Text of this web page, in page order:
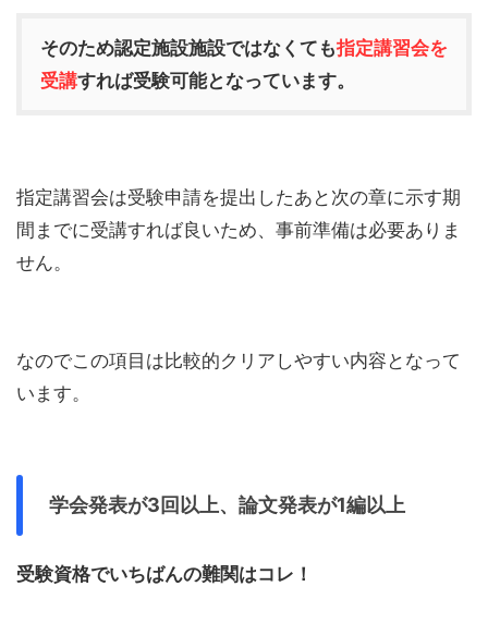
そのため認定施設施設ではなくても指定講習会を
受講すれば受験可能となっています。
指定講習会は受験申請を提出したあと次の章に示す期
間までに受講すれば良いため、事前準備は必要ありま
せん。
なのでこの項目は比較的クリアしやすい内容となって
います。
学会発表が3回以上、論文発表が1編以上
受験資格でいちばんの難関はコレ！